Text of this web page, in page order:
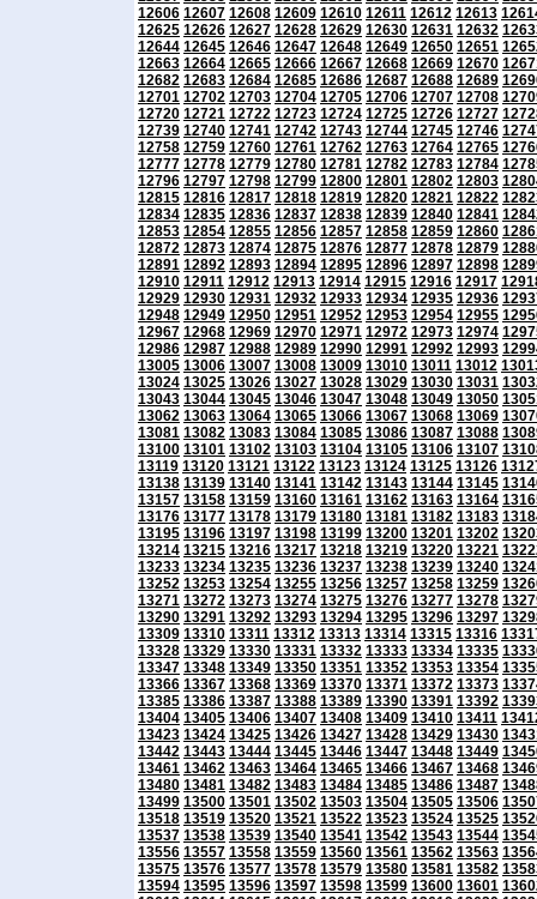
12606 12607 12608 12609 12610 12611 12612 12613
12625 12626 12627 12628 12629 12630 12631 12632
12644 12645 12646 12647 12648 12649 12650 12651
12663 12664 12665 12666 12667 12668 12669 12670
12682 12683 12684 12685 12686 12687 12688 12689
12701 12702 12703 12704 12705 12706 12707 12708
12720 12721 12722 12723 12724 12725 12726 12727
12739 12740 12741 12742 12743 12744 12745 12746
12758 12759 12760 12761 12762 12763 12764 12765
12777 12778 12779 12780 12781 12782 12783 12784
12796 12797 12798 12799 12800 12801 12802 12803
12815 12816 12817 12818 12819 12820 12821 12822
12834 12835 12836 12837 12838 12839 12840 12841
12853 12854 12855 12856 12857 12858 12859 12860
12872 12873 12874 12875 12876 12877 12878 12879
12891 12892 12893 12894 12895 12896 12897 12898
12910 12911 12912 12913 12914 12915 12916 12917
12929 12930 12931 12932 12933 12934 12935 12936
12948 12949 12950 12951 12952 12953 12954 12955
12967 12968 12969 12970 12971 12972 12973 12974
12986 12987 12988 12989 12990 12991 12992 12993
13005 13006 13007 13008 13009 13010 13011 13012
13024 13025 13026 13027 13028 13029 13030 13031
13043 13044 13045 13046 13047 13048 13049 13050
13062 13063 13064 13065 13066 13067 13068 13069
13081 13082 13083 13084 13085 13086 13087 13088
13100 13101 13102 13103 13104 13105 13106 13107
13119 13120 13121 13122 13123 13124 13125 13126
13138 13139 13140 13141 13142 13143 13144 13145
13157 13158 13159 13160 13161 13162 13163 13164
13176 13177 13178 13179 13180 13181 13182 13183
13195 13196 13197 13198 13199 13200 13201 13202
13214 13215 13216 13217 13218 13219 13220 13221
13233 13234 13235 13236 13237 13238 13239 13240
13252 13253 13254 13255 13256 13257 13258 13259
13271 13272 13273 13274 13275 13276 13277 13278
13290 13291 13292 13293 13294 13295 13296 13297
13309 13310 13311 13312 13313 13314 13315 13316
13328 13329 13330 13331 13332 13333 13334 13335
13347 13348 13349 13350 13351 13352 13353 13354
13366 13367 13368 13369 13370 13371 13372 13373
13385 13386 13387 13388 13389 13390 13391 13392
13404 13405 13406 13407 13408 13409 13410 13411
13423 13424 13425 13426 13427 13428 13429 13430
13442 13443 13444 13445 13446 13447 13448 13449
13461 13462 13463 13464 13465 13466 13467 13468
13480 13481 13482 13483 13484 13485 13486 13487
13499 13500 13501 13502 13503 13504 13505 13506
13518 13519 13520 13521 13522 13523 13524 13525
13537 13538 13539 13540 13541 13542 13543 13544
13556 13557 13558 13559 13560 13561 13562 13563
13575 13576 13577 13578 13579 13580 13581 13582
13594 13595 13596 13597 13598 13599 13600 13601